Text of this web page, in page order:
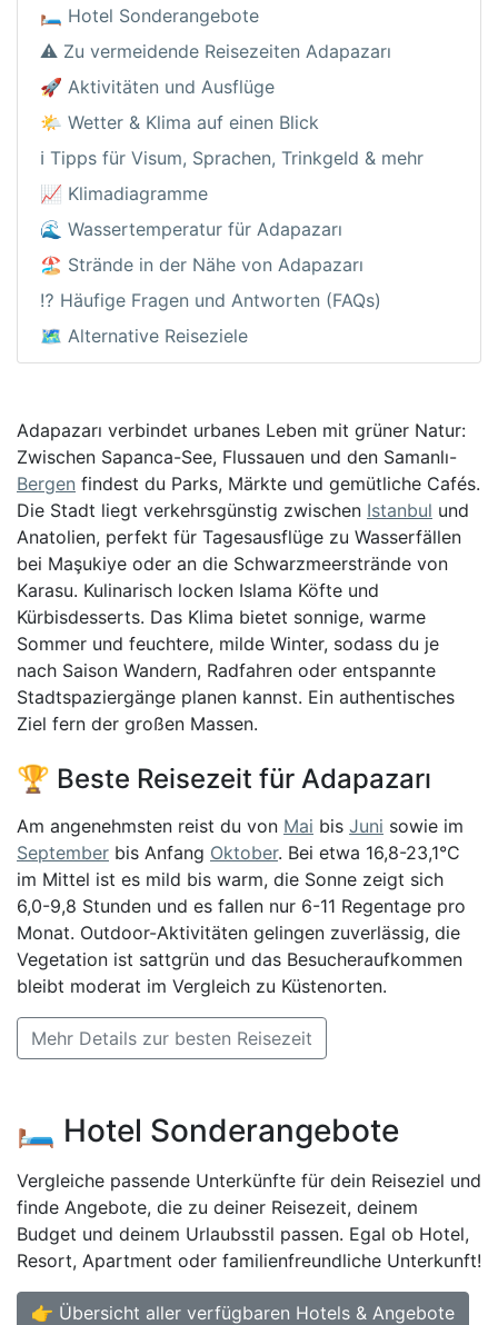
🛏️ Hotel Sonderangebote
⚠️ Zu vermeidende Reisezeiten Adapazarı
🚀 Aktivitäten und Ausflüge
🌤️ Wetter & Klima auf einen Blick
ℹ️ Tipps für Visum, Sprachen, Trinkgeld & mehr
📈 Klimadiagramme
🌊 Wassertemperatur für Adapazarı
🏖️ Strände in der Nähe von Adapazarı
⁉️ Häufige Fragen und Antworten (FAQs)
🗺️ Alternative Reiseziele
Adapazarı verbindet urbanes Leben mit grüner Natur:
Zwischen Sapanca-See, Flussauen und den Samanlı-
Bergen findest du Parks, Märkte und gemütliche Cafés.
Die Stadt liegt verkehrsgünstig zwischen Istanbul und
Anatolien, perfekt für Tagesausflüge zu Wasserfällen
bei Maşukiye oder an die Schwarzmeerstrände von
Karasu. Kulinarisch locken Islama Köfte und
Kürbisdesserts. Das Klima bietet sonnige, warme
Sommer und feuchtere, milde Winter, sodass du je
nach Saison Wandern, Radfahren oder entspannte
Stadtspaziergänge planen kannst. Ein authentisches
Ziel fern der großen Massen.
🏆 Beste Reisezeit für Adapazarı
Am angenehmsten reist du von Mai bis Juni sowie im
September bis Anfang Oktober. Bei etwa 16,8-23,1°C
im Mittel ist es mild bis warm, die Sonne zeigt sich
6,0-9,8 Stunden und es fallen nur 6-11 Regentage pro
Monat. Outdoor-Aktivitäten gelingen zuverlässig, die
Vegetation ist sattgrün und das Besucheraufkommen
bleibt moderat im Vergleich zu Küstenorten.
Mehr Details zur besten Reisezeit
🛏️ Hotel Sonderangebote
Vergleiche passende Unterkünfte für dein Reiseziel und
finde Angebote, die zu deiner Reisezeit, deinem
Budget und deinem Urlaubsstil passen. Egal ob Hotel,
Resort, Apartment oder familienfreundliche Unterkunft!
👉 Übersicht aller verfügbaren Hotels & Angebote